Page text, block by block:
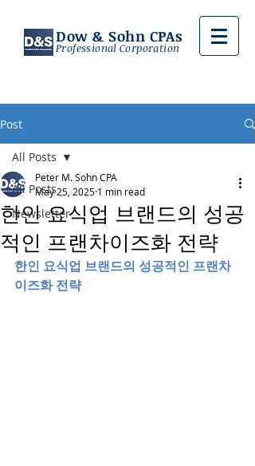
Dow & Sohn CPAs
Professional Corporation
Post
All Posts
Newsletter
All Posts
한인 요식업 브랜드의 성공
적인 프랜차이즈화 전략
Peter M. Sohn CPA
May 25, 2025 1 min read
한인 요식업 브랜드의 성공적인 프랜차
이즈화 전략